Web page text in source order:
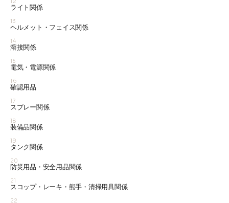
12
ライト関係
13
ヘルメット・フェイス関係
14
溶接関係
15
電気・電源関係
16
確認用品
17
スプレー関係
18
装備品関係
19
タンク関係
20
防災用品・安全用品関係
21
スコップ・レーキ・熊手・清掃用具関係
22